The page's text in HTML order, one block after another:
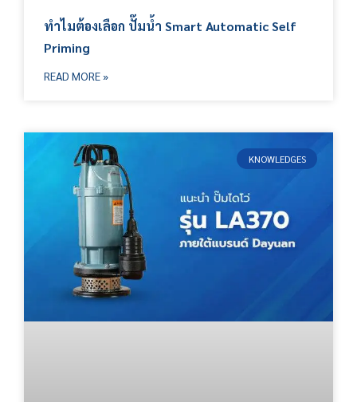
ทำไมต้องเลือก ปั๊มน้ำ Smart Automatic Self
Priming
READ MORE »
KNOWLEDGES